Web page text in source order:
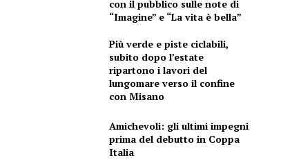
con il pubblico sulle note di
“Imagine” e “La vita è bella”
Più verde e piste ciclabili,
subito dopo l’estate
ripartono i lavori del
lungomare verso il confine
con Misano
Amichevoli: gli ultimi impegni
prima del debutto in Coppa
Italia